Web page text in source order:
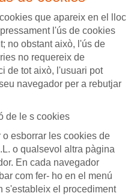
que apareix en el lloc
l'ús de cookies
no obstant això, l'ús de
no requereix de
de tot això, l'usuari pot
navegador per a rebutjar
de le s cookies
esborrar les cookies de
o qualsevol altra pàgina
En cada navegador
com fer- ho en el menú
s'estableix el procediment